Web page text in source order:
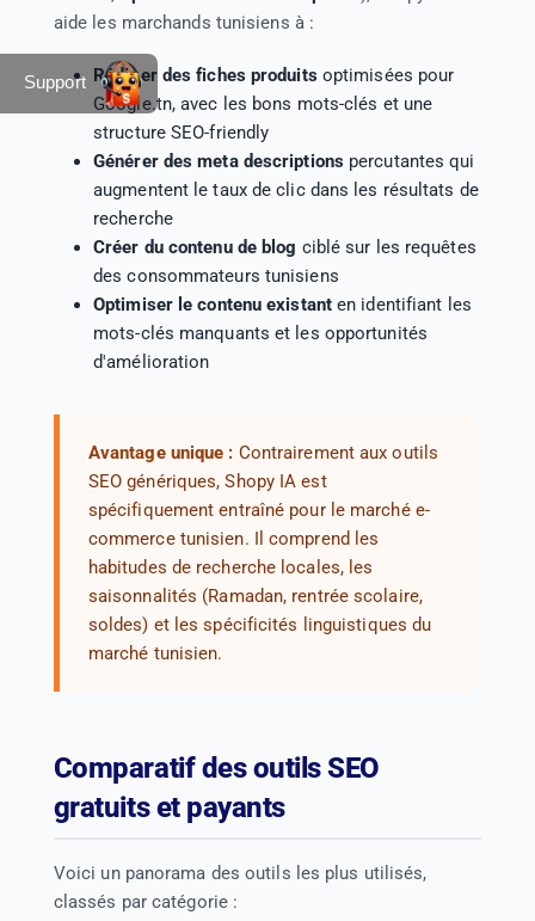
aide les marchands tunisiens à :
Rédiger des fiches produitsoptimisées pour
Google.tn, avec les bons mots-clés et une
structure SEO-friendly
Générer des meta descriptionspercutantes qui
augmentent le taux de clic dans les résultats de
recherche
Créer du contenu de blog ciblé sur les requêtes
des consommateurs tunisiens
Optimiser le contenu existanten identifiant les
mots-clés manquants et les opportunités
d'amélioration
Avantage unique : Contrairement aux outils
SEO génériques, Shopy IA est
spécifiquement entraîné pour le marché e-
commerce tunisien. Il comprend les
habitudes de recherche locales, les
saisonnalités (Ramadan, rentrée scolaire,
soldes) et les spécificités linguistiques du
marché tunisien.
Comparatif des outils SEO
gratuits et payants
Voici un panorama des outils les plus utilisés,
classés par catégorie :
Support